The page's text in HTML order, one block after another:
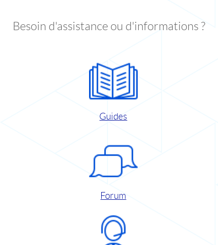
Besoin d'assistance ou d'informations ?
Guides
Forum